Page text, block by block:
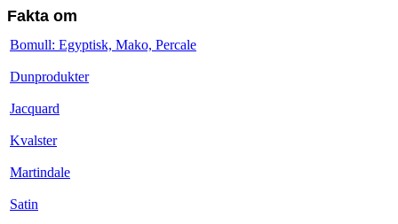
Fakta om
Bomull: Egyptisk, Mako, Percale
Dunprodukter
Jacquard
Kvalster
Martindale
Satin